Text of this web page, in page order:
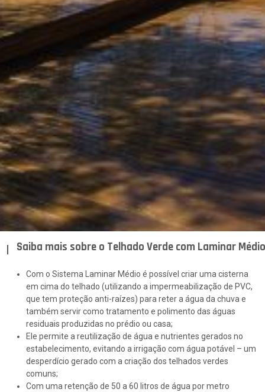
Saiba mais sobre o Telhado Verde com Laminar Médio
Com o Sistema Laminar Médio é possível criar uma cisterna
em cima do telhado (utilizando a impermeabilização de PVC,
que tem proteção anti-raízes) para reter a água da chuva e
também servir como tratamento e polimento das águas
residuais produzidas no prédio ou casa;
Ele permite a reutilização de água e nutrientes gerados no
estabelecimento, evitando a irrigação com água potável – um
desperdício gerado com a criação dos telhados verdes
comuns;
Com uma retenção de 50 a 60 litros de água por metro